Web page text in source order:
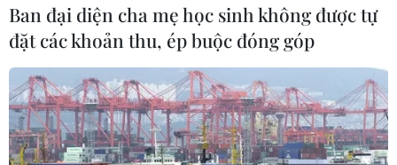
Ban đại diện cha mẹ học sinh không được tự
đặt các khoản thu, ép buộc đóng góp